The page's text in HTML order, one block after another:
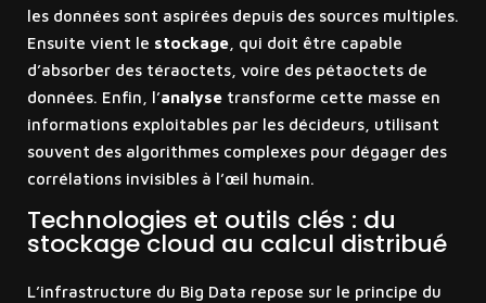
les données sont aspirées depuis des sources multiples.
Ensuite vient le stockage, qui doit être capable
d’absorber des téraoctets, voire des pétaoctets de
données. Enfin, l’analysetransforme cette masse en
informations exploitables par les décideurs, utilisant
souvent des algorithmes complexes pour dégager des
corrélations invisibles à l’œil humain.
Technologies et outils clés : du
stockage cloud au calcul distribué
L’infrastructure du Big Data repose sur le principe du